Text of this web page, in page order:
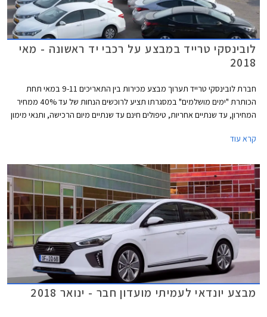
לובינסקי טרייד במבצע על רכבי יד ראשונה - מאי
2018
חברת לובינסקי טרייד תערוך מבצע מכירות בין התאריכים 9-11 במאי תחת
הכותרת "ימים מושלמים" במסגרתו תציע לרוכשים הנחות של עד 40% ממחיר
המחירון, עד שנתיים אחריות, טיפולים חינם עד שנתיים מיום הרכישה, ותנאי מימון
קרא עוד
מבצע יונדאי לעמיתי מועדון חבר - ינואר 2018